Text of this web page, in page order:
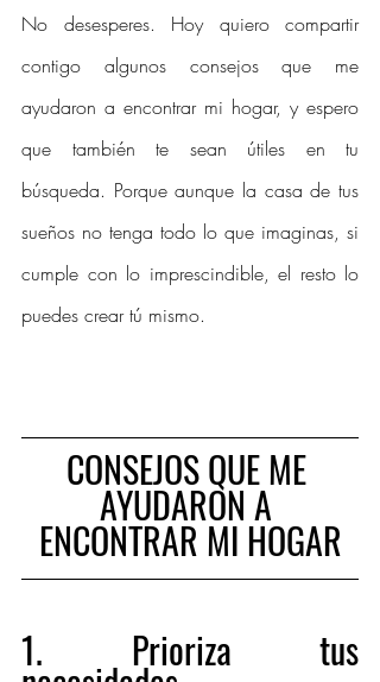
No desesperes. Hoy quiero compartir
contigo algunos consejos que me
ayudaron a encontrar mi hogar, y espero
que también te sean útiles en tu
búsqueda. Porque aunque la casa de tus
sueños no tenga todo lo que imaginas, si
cumple con lo imprescindible, el resto lo
puedes crear tú mismo.
CONSEJOS QUE ME
AYUDARON A
ENCONTRAR MI HOGAR
1. Prioriza tus